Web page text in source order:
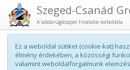
A labdarúgócsapat hivatalos weboldala.
Ez a weboldal sütiket (cookie-kat)
élmény érdekében, a közösségi
valamint weboldalforgalmunk